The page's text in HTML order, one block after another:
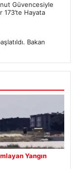
Güvencesiyle
Hayata
Bakan
Yangın